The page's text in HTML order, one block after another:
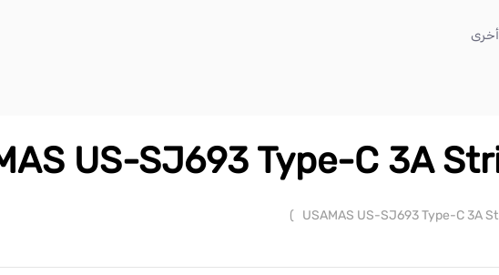
US-SJ693 Type-C 3A
USAMAS US-SJ693 Type-C 3A
)